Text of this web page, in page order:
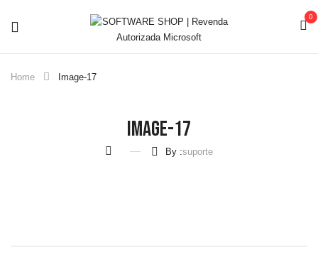
0
Home Image-17
Image-17
By :suporte